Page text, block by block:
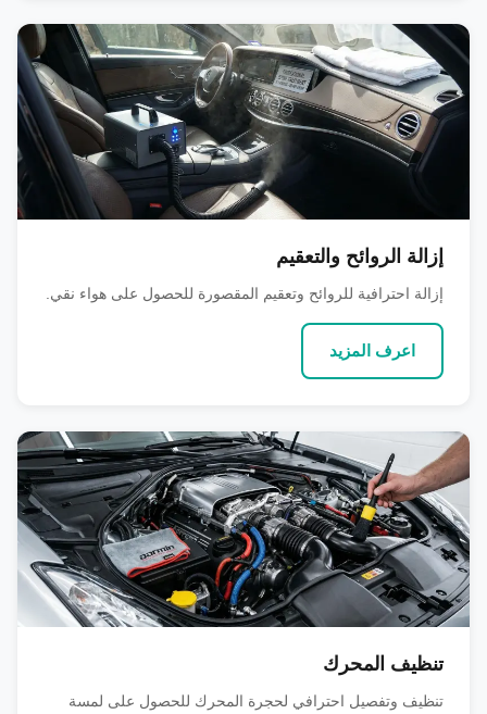
إزالة الروائح والتعقيم
إزالة احترافية للروائح وتعقيم المقصورة للحصول على هواء نقي.
اعرف المزيد
تنظيف المحرك
تنظيف وتفصيل احترافي لحجرة المحرك للحصول على لمسة